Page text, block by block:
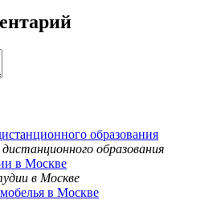
образования
в Москве
в Москве